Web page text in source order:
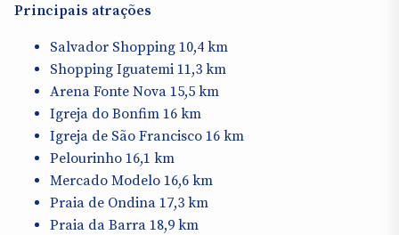
Principais atrações
Salvador Shopping 10,4 km
Shopping Iguatemi 11,3 km
Arena Fonte Nova 15,5 km
Igreja do Bonfim 16 km
Igreja de São Francisco 16 km
Pelourinho 16,1 km
Mercado Modelo 16,6 km
Praia de Ondina 17,3 km
Praia da Barra 18,9 km